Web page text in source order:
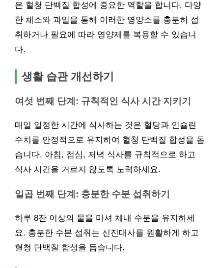
은 혈청 단백질 합성에 중요한 역할을 합니다. 다양
한 채소와 과일을 통해 이러한 영양소를 충분히 섭
취하거나 필요에 따라 영양제를 복용할 수 있습니
다.
생활 습관 개선하기
여섯 번째 단계: 규칙적인 식사 시간 지키기
매일 일정한 시간에 식사하는 것은 혈당과 인슐린
수치를 안정적으로 유지하여 혈청 단백질 합성을 돕
습니다. 아침, 점심, 저녁 식사를 규칙적으로 하고
식사 시간을 거르지 않도록 노력하세요.
일곱 번째 단계: 충분한 수분 섭취하기
하루 8잔 이상의 물을 마셔 체내 수분을 유지하세
요. 충분한 수분 섭취는 신진대사를 원활하게 하고
혈청 단백질 합성을 돕습니다.